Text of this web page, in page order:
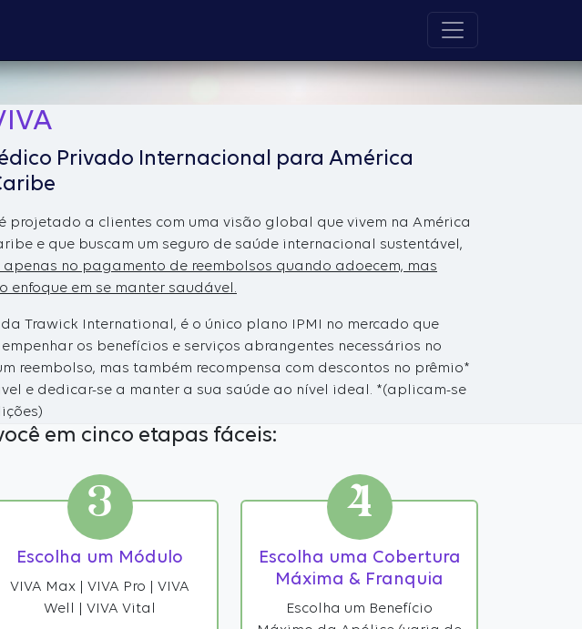
Privado Internacional para América
é projetado a clientes com uma visão global que vivem na América
e que buscam um seguro de saúde internacional sustentável,
apenas no pagamento de reembolsos quando adoecem, mas
enfoque em se manter saudável.
da Trawick International, é o único plano IPMI no mercado que
os benefícios e serviços abrangentes necessários no
reembolso, mas também recompensa com descontos no prêmio*
e dedicar-se a manter a sua saúde ao nível ideal. *(aplicam-se
em cinco etapas fáceis:
3
Escolha um Módulo
VIVA Max | VIVA Pro | VIVA
Well | VIVA Vital
4
Escolha uma Cobertura
Máxima & Franquia
Escolha um Benefício